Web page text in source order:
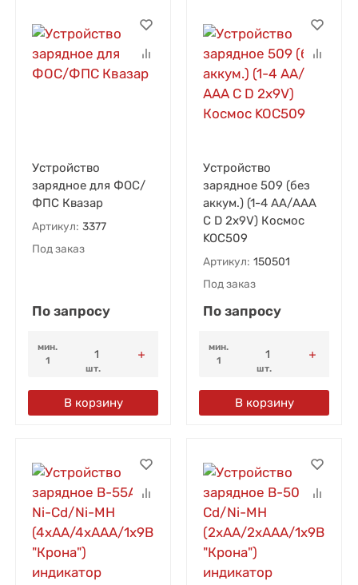
Устройство
зарядное для ФОС/
ФПС Квазар
Артикул: 3377
Под заказ
По запросу
мин.
1
шт.
В корзину
Устройство
зарядное 509 (без
аккум.) (1-4 АА/ААА
C D 2х9V) Космос
KOC509
Артикул: 150501
Под заказ
По запросу
мин.
1
шт.
В корзину